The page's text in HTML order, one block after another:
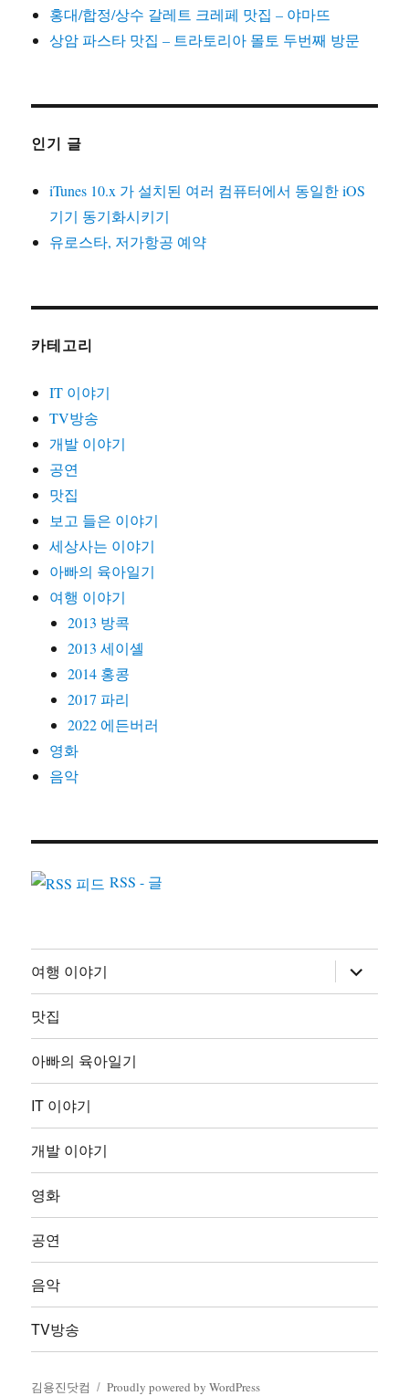
홍대/합정/상수 갈레트 크레페 맛집 – 야마뜨
상암 파스타 맛집 – 트라토리아 몰토 두번째 방문
인기 글
iTunes 10.x 가 설치된 여러 컴퓨터에서 동일한 iOS
기기 동기화시키기
유로스타, 저가항공 예약
카테고리
IT 이야기
TV방송
개발 이야기
공연
맛집
보고 들은 이야기
세상사는 이야기
아빠의 육아일기
여행 이야기
2013 방콕
2013 세이셸
2014 홍콩
2017 파리
2022 에든버러
영화
음악
RSS - 글
여행 이야기 하
위
메
장
맛집
아빠의 육아일기
IT 이야기
개발 이야기
영화
공연
음악
TV방송
김용진닷컴 Proudly powered by WordPress